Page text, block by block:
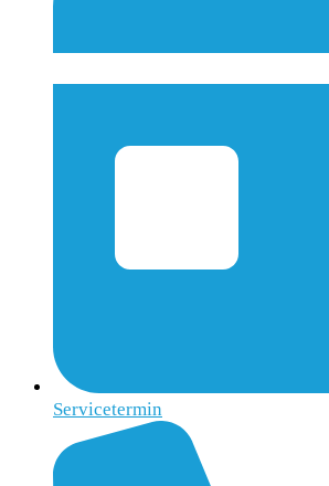
Servicetermin